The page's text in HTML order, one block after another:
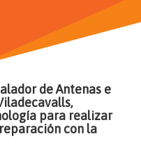
de Antenas e
para realizar
con la